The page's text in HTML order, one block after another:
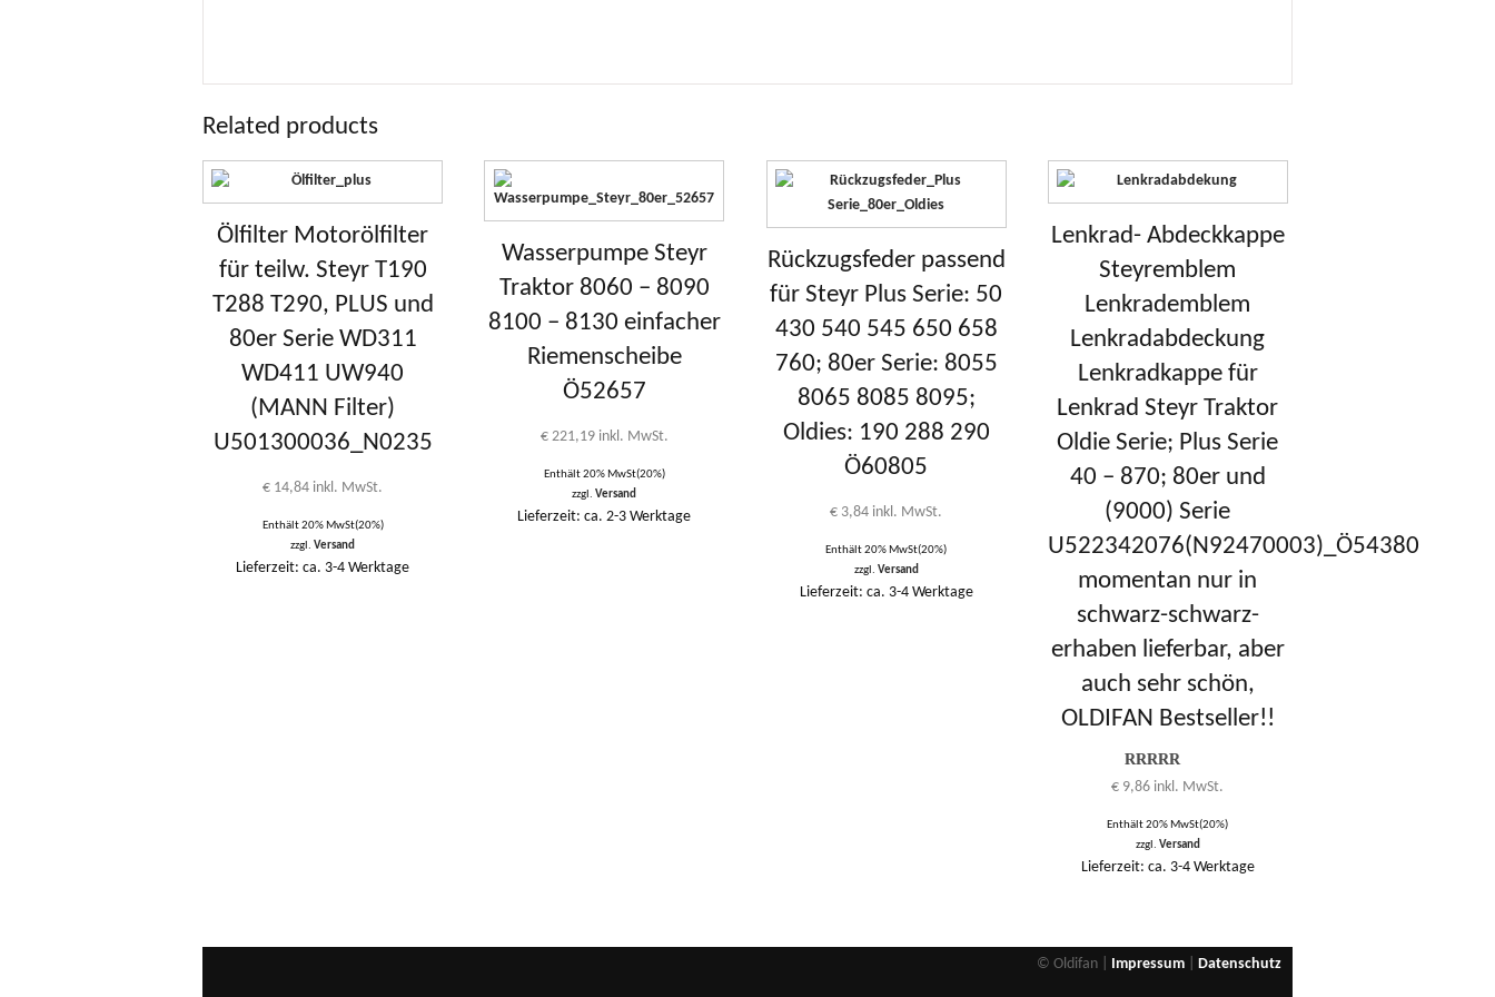
Related products
Ölfilter Motorölfilter
für teilw. Steyr T190
T288 T290, PLUS und
80er Serie WD311
WD411 UW940
(MANN Filter)
U501300036_N0235
€ 14,84 inkl. MwSt.
Enthält 20% MwSt(20%)
zzgl.Versand
Lieferzeit: ca. 3-4 Werktage
Wasserpumpe Steyr
Traktor 8060 – 8090
8100 – 8130 einfacher
Riemenscheibe
Ö52657
€221,19 inkl. MwSt.
Enthält 20% MwSt(20%)
zzgl.Versand
Lieferzeit: ca. 2-3 Werktage
Rückzugsfeder passend
für Steyr Plus Serie: 50
430 540 545 650 658
760; 80er Serie: 8055
8065 8085 8095;
Oldies: 190 288 290
Ö60805
€ 3,84 inkl. MwSt.
Enthält 20% MwSt(20%)
zzgl. Versand
Lieferzeit: ca. 3-4 Werktage
Lenkrad- Abdeckkappe
Steyremblem
Lenkrademblem
Lenkradabdeckung
Lenkradkappe für
Lenkrad Steyr Traktor
Oldie Serie; Plus Serie
40 – 870; 80er und
(9000) Serie
U522342076(N92470003)_Ö54380
momentan nur in
schwarz-schwarz-
erhaben lieferbar, aber
auch sehr schön,
OLDIFAN Bestseller!!
Bewertung
4.00
€ 9,86 inkl. MwSt.
Enthält 20% MwSt(20%)
zzgl. Versand
Lieferzeit: ca. 3-4 Werktage
© Oldifan | Impressum Datenschutz